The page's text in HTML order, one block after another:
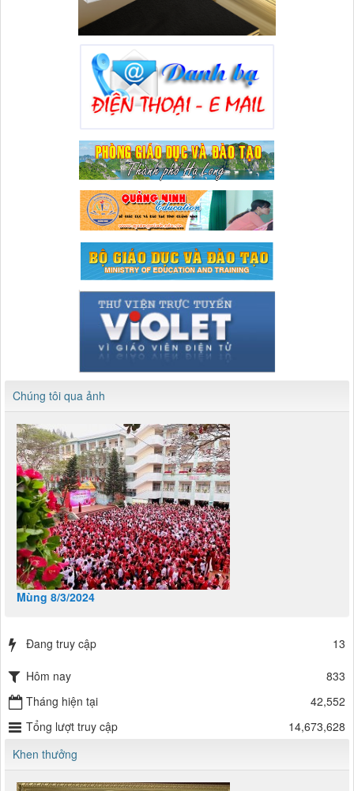
Chúng tôi qua ảnh
Mùng 8/3/2024
Đang truy cập 13
Hôm nay
833
Tháng hiện tại
42,552
Tổng lượt truy cập
14,673,628
Khen thưởng